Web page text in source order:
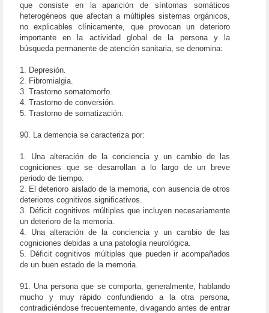
que consiste en la aparición de síntomas somáticos
heterogéneos que afectan a múltiples sistemas orgánicos,
no explicables clínicamente, que provocan un deterioro
importante en la actividad global de la persona y la
búsqueda permanente de atención sanitaria, se denomina:
1. Depresión.
2. Fibromialgia.
3. Trastorno somatomorfo.
4. Trastorno de conversión.
5. Trastorno de somatización.
90. La demencia se caracteriza por:
1. Una alteración de la conciencia y un cambio de las
cogniciones que se desarrollan a lo largo de un breve
periodo de tiempo.
2. El deterioro aislado de la memoria, con ausencia de otros
deterioros cognitivos significativos.
3. Déficit cognitivos múltiples que incluyen necesariamente
un deterioro de la memoria.
4. Una alteración de la conciencia y un cambio de las
cogniciones debidas a una patología neurológica.
5. Déficit cognitivos múltiples que pueden ir acompañados
de un buen estado de la memoria.
91. Una persona que se comporta, generalmente, hablando
mucho y muy rápido confundiendo a la otra persona,
contradiciéndose frecuentemente, divagando antes de entrar